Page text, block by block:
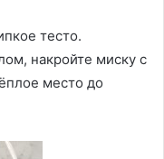
тесто.
накройте миску с
место до